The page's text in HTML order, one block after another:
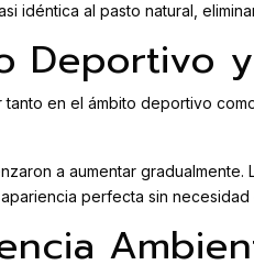
idéntica al pasto natural,
Deportivo
en el ámbito deportivo
a aumentar
perfecta sin